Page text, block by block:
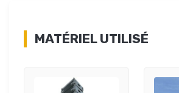
MATÉRIEL UTILISÉ